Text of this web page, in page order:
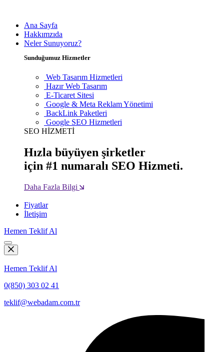
Ana Sayfa
Hakkımzıda
Neler Sunuyoruz?
Sunduğumuz Hizmetler
Web Tasarım Hizmetleri
Hazır Web Tasarım
E-Ticaret Sitesi
Google & Meta Reklam Yönetimi
BackLink Paketleri
Google SEO Hizmetleri
SEO HİZMETİ
Hızla büyüyen şirketler
için #1 numaralı SEO Hizmeti.
Daha Fazla Bilgi
Fiyatlar
İletişim
Hemen Teklif Al
Hemen Teklif Al
0(850) 303 02 41
teklif@webadam.com.tr